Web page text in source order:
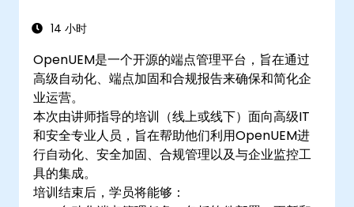
14 小时
OpenUEM是一个开源的端点管理平台，旨在通过
高级自动化、端点加固和合规报告来确保和简化企
业运营。
本次由讲师指导的培训（线上或线下）面向高级IT
和安全专业人员，旨在帮助他们利用OpenUEM进
行自动化、安全加固、合规管理以及与企业监控工
具的集成。
培训结束后，学员将能够：